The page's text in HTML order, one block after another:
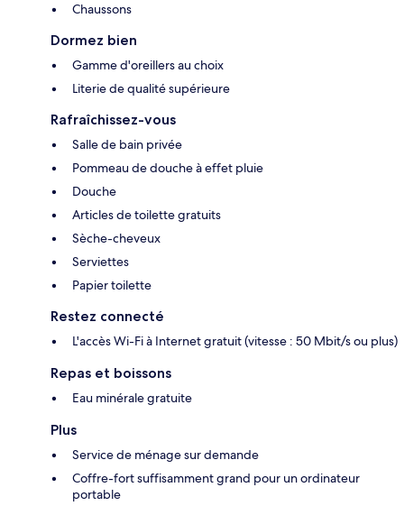
Chaussons
Dormez bien
Gamme d'oreillers au choix
Literie de qualité supérieure
Rafraîchissez-vous
Salle de bain privée
Pommeau de douche à effet pluie
Douche
Articles de toilette gratuits
Sèche-cheveux
Serviettes
Papier toilette
Restez connecté
L'accès Wi-Fi à Internet gratuit (vitesse : 50 Mbit/s ou plus)
Repas et boissons
Eau minérale gratuite
Plus
Service de ménage sur demande
Coffre-fort suffisamment grand pour un ordinateur
portable